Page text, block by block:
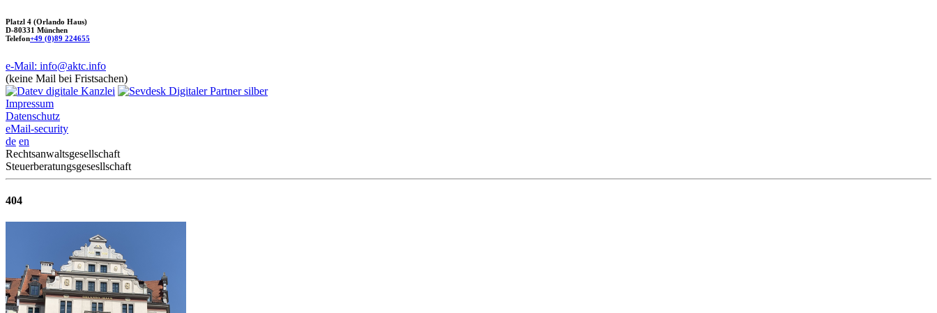
Platzl 4 (Orlando Haus)
D-80331 München
Telefon+49 (0)89 224655
e-Mail: info@aktc.info
(keine Mail bei Fristsachen)
Impressum
Datenschutz
eMail-security
de en
Rechtsanwaltsgesellschaft
Steuerberatungsgesesllschaft
404